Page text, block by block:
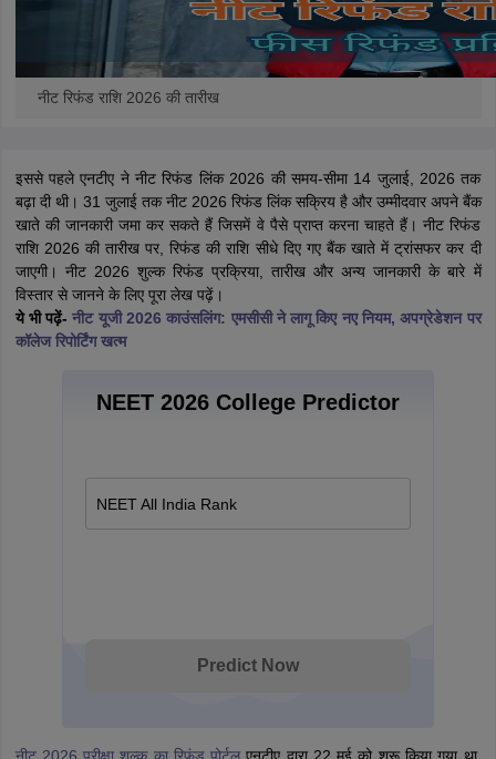
नीट रिफंड राशि 2026 की तारीख
इससे पहले एनटीए ने नीट रिफंड लिंक 2026 की समय-सीमा 14 जुलाई, 2026 तक
बढ़ा दी थी। 31 जुलाई तक नीट 2026 रिफंड लिंक सक्रिय है और उम्मीदवार अपने बैंक
खाते की जानकारी जमा कर सकते हैं जिसमें वे पैसे प्राप्त करना चाहते हैं। नीट रिफंड
राशि 2026 की तारीख पर, रिफंड की राशि सीधे दिए गए बैंक खाते में ट्रांसफर कर दी
जाएगी। नीट 2026 शुल्क रिफंड प्रक्रिया, तारीख और अन्य जानकारी के बारे में
विस्तार से जानने के लिए पूरा लेख पढ़ें।
ये भी पढ़ें-नीट यूजी 2026 काउंसलिंग: एमसीसी ने लागू किए नए नियम, अपग्रेडेशन पर
कॉलेज रिपोर्टिंग खत्म
NEET 2026 College Predictor
NEET All India Rank
Predict Now